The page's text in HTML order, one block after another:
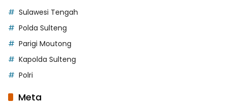
Sulawesi Tengah
Polda Sulteng
Parigi Moutong
Kapolda Sulteng
Polri
Meta